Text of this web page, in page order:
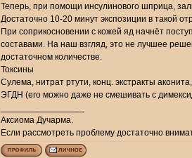
Теперь, при помощи инсулинового шприца,
Достаточно 10-20 минут экспозиции в такой
При соприкосновении с кожей яд начнёт
составами. На наш взгляд, это не лучшее
достаточном количестве.
Токсины
Сулема, нитрат ртути, конц. экстракты
ЭГДН (его можно даже не смешивать с
Аксиома Дучарма.
Если рассмотреть проблему достаточно